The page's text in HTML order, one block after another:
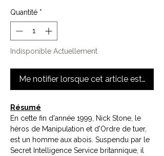
Quantité *
Indisponible Actuellement
Me notifier lorsque cet article est
Résumé
En cette fin d'année 1999, Nick Stone, le
héros de Manipulation et d'Ordre de tuer,
est un homme aux abois. Suspendu par le
Secret Intelligence Service britannique, il